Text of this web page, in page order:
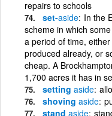
repairs to schools
set-aside In the
scheme in which
a period of time,
produced already, or
cheap. A
1,700 acres it has in
setting aside
shoving aside
stand aside